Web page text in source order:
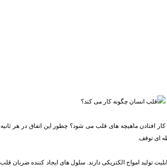
افتادن ماهیچه های قلب می شود؟ چطور این اتفاق در هر
ای توقف.
تولید امواج الکتریکی دارند. سلول های ایجاد کننده ضربان